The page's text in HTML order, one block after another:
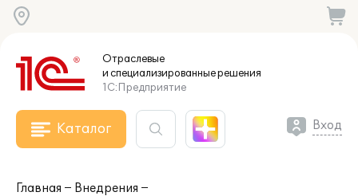
Отраслевые
и специализированныерешения
1С:Предприятие
Каталог Вход
Главная
Внедрения